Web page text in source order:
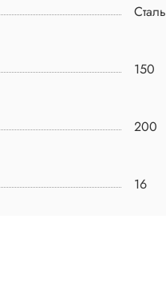
Сталь
150
200
16